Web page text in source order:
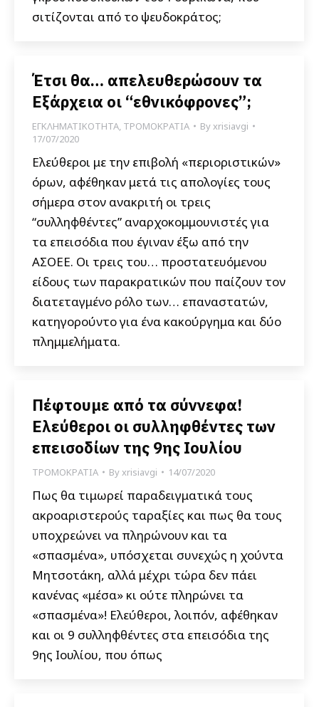
σιτίζονται από το ψευδοκράτος;
Έτσι θα… απελευθερώσουν τα
Εξάρχεια οι “εθνικόφρονες”;
ΕΓΚΛΗΜΑΤΙΚΟΤΗΤΑ, ΤΡΟΜΟΚΡΑΤΙΑ Byxrisiavgi
17/07/2020
Ελεύθεροι με την επιβολή «περιοριστικών»
όρων, αφέθηκαν μετά τις απολογίες τους
σήμερα στον ανακριτή οι τρεις
“συλληφθέντες” αναρχοκομμουνιστές για
τα επεισόδια που έγιναν έξω από την
ΑΣΟΕΕ. Οι τρεις του… προστατευόμενου
είδους των παρακρατικών που παίζουν τον
διατεταγμένο ρόλο των… επαναστατών,
κατηγορούντο για ένα κακούργημα και δύο
πλημμελήματα.
Πέφτουμε από τα σύννεφα!
Ελεύθεροι οι συλληφθέντες των
επεισοδίων της 9ης Ιουλίου
ΤΡΟΜΟΚΡΑΤΙΑ Byxrisiavgi 14/07/2020
Πως θα τιμωρεί παραδειγματικά τους
ακροαριστερούς ταραξίες και πως θα τους
υποχρεώνει να πληρώνουν και τα
«σπασμένα», υπόσχεται συνεχώς η χούντα
Μητσοτάκη, αλλά μέχρι τώρα δεν πάει
κανένας «μέσα» κι ούτε πληρώνει τα
«σπασμένα»! Ελεύθεροι, λοιπόν, αφέθηκαν
και οι 9 συλληφθέντες στα επεισόδια της
9ης Ιουλίου, που όπως